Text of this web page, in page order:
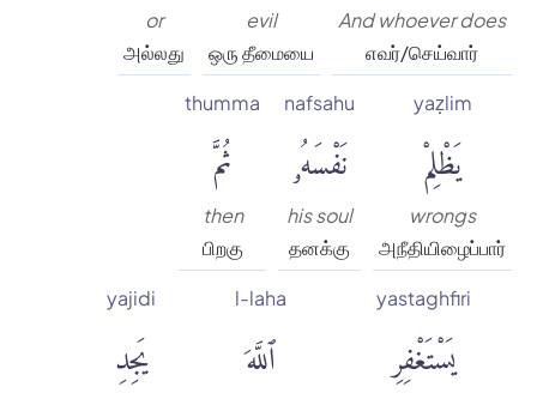
And whoever does
எவர்/செய்வார்
evil
ஒரு தீமையை
or
அல்லது
yaẓlim
يَظْلِمْ
wrongs
அநீதியிழைப்பார்
nafsahu
نَفْسَهُۥ
his soul
தனக்கு
thumma
ثُمَّ
then
பிறகு
yastaghfiri
يَسْتَغْفِرِ
l-laha
ٱللَّهَ
yajidi
يَجِدِ